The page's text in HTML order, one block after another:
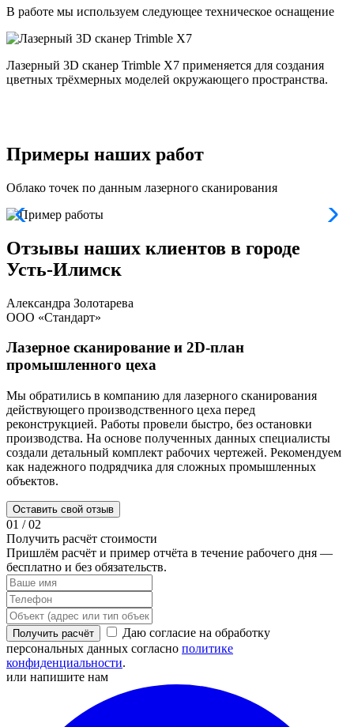
В работе мы используем следующее техническое оснащение
Лазерный 3D сканер Trimble X7 применяется для создания
цветных трёхмерных моделей окружающего пространства.
Примеры наших работ
Облако точек по данным лазерного сканирования
Отзывы наших клиентов в городе
Усть-Илимск
Александра Золотарева
ООО «Стандарт»
Лазерное сканирование и 2D-план
промышленного цеха
Мы обратились в компанию для лазерного сканирования
действующего производственного цеха перед
реконструкцией. Работы провели быстро, без остановки
производства. На основе полученных данных специалисты
создали детальный комплект рабочих чертежей. Рекомендуем
как надежного подрядчика для сложных промышленных
объектов.
Оставить свой отзыв
01 / 02
Получить расчёт стоимости
Пришлём расчёт и пример отчёта в течение рабочего дня —
бесплатно и без обязательств.
Получить расчёт
Даю согласие на обработку
персональных данных согласно политике
конфиденциальности.
или напишите нам